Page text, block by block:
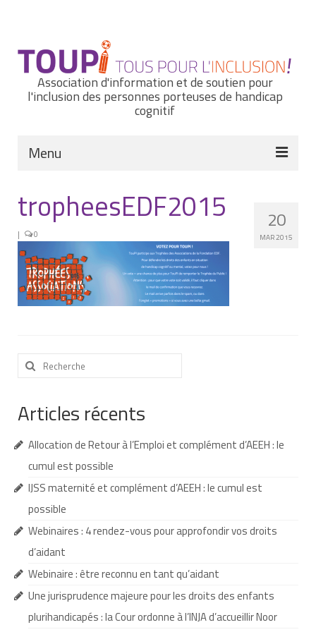
Association d'information et de soutien pour
l'inclusion des personnes porteuses de handicap
cognitif
Menu
Actualités
Nous connaître
Notre histoire
Nos missions et nos valeurs
Notre équipe
Nos partenaires
Nos livres adaptés
Soins bucco-dentaires
Les troubles sensoriels
Aide aux démarches
Dossier MDPH
Projet de vie
Demande d’allocations
Taux de handicap et carte d’invalidité
20
MAR 2015
tropheesEDF2015
| 0
Rechercher
:
Articles récents
Allocation de Retour à l’Emploi et complément d’AEEH : le
cumul est possible
IJSS maternité et complément d’AEEH : le cumul est
possible
Webinaires : 4 rendez-vous pour approfondir vos droits
d’aidant
Webinaire : être reconnu en tant qu’aidant
Une jurisprudence majeure pour les droits des enfants
plurihandicapés : la Cour ordonne à l’INJA d’accueillir Noor